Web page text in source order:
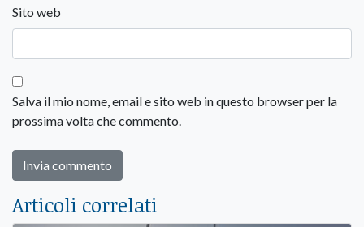
Sito web
Salva il mio nome, email e sito web in questo browser per la
prossima volta che commento.
Articoli correlati